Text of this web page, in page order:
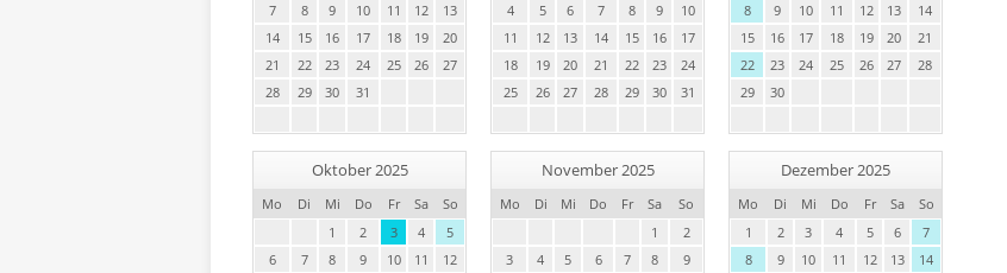
7
8 9 10 11 12
13
14
15 16 17 18 19
20
21
22 23 24 25 26
27
28
29 30 31
4
5 6 7 8 9
10
11
12 13 14 15 16
17
18
19 20 21 22 23
24
25
26 27 28 29 30 31
8
9 10 11 12 13
14
15
16 17 18 19 20
21
22
23 24 25 26 27
28
29
30
Oktober 2025
Mo Di Mi Do Fr Sa
So
1
2 3 4
5
6
7 8 9 10 11
12
November 2025
Mo Di Mi Do Fr Sa
So
1
2
3
4 5 6 7 8
9
Dezember 2025
Mo Di Mi Do Fr Sa
So
1
2 3 4 5 6
7
8
9 10 11 12 13
14